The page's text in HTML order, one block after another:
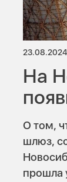
23.08.2024
На
О том,
шлюз,
прошла